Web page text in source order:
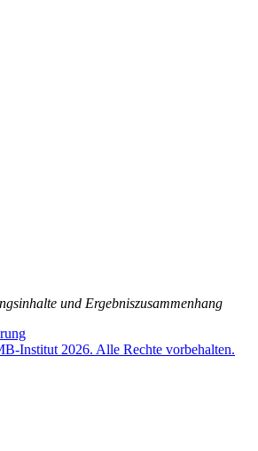
und Ergebniszusammenhang
Institut 2026. Alle Rechte vorbehalten.